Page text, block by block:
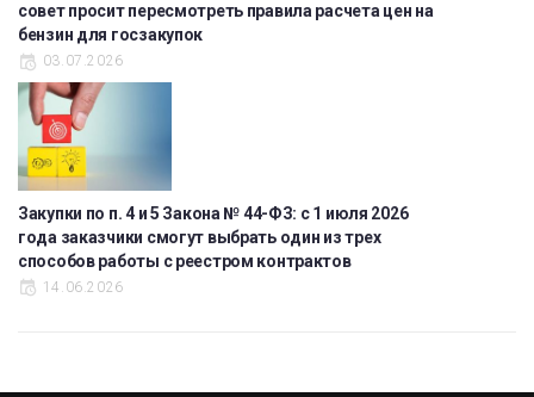
совет просит пересмотреть правила расчета цен на
бензин для госзакупок
03.07.2026
Закупки по п. 4 и 5 Закона № 44-ФЗ: с 1 июля 2026
года заказчики смогут выбрать один из трех
способов работы с реестром контрактов
14.06.2026